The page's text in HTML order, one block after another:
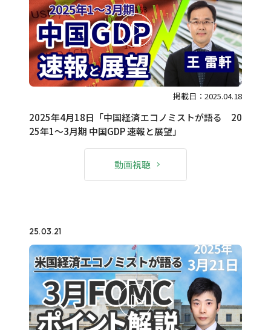
掲載日：2025.04.18
2025年4月18日「中国経済エコノミストが語る 20
25年1～3月期 中国GDP 速報と展望」
動画視聴
25.03.21